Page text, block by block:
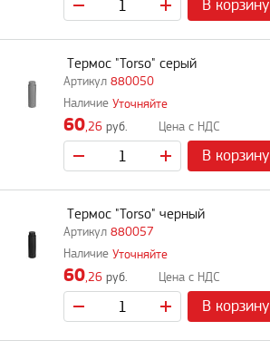
В корзину
880050
Термос "Torso" серый
Уточняйте
60,26 руб.
В корзину
880057
Термос "Torso" черный
Уточняйте
60,26 руб.
В корзину